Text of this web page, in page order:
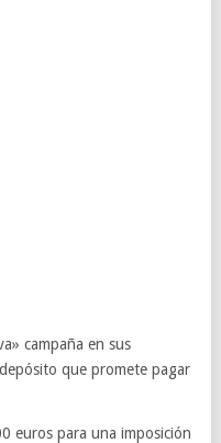
campaña en sus
que promete pagar
euros para una imposición